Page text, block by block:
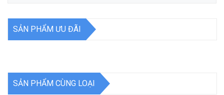
SẢN PHẨM ƯU ĐÃI
SẢN PHẨM CÙNG LOẠI